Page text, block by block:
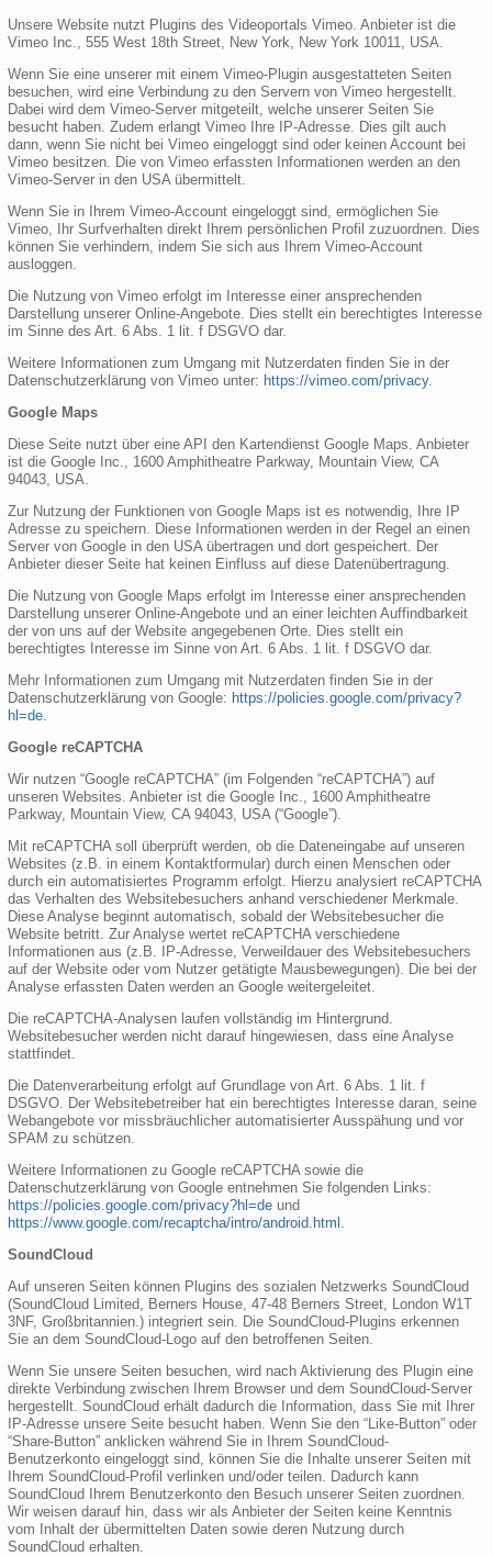
Unsere Website nutzt Plugins des Videoportals Vimeo. Anbieter ist die
Vimeo Inc., 555 West 18th Street, New York, New York 10011, USA.
Wenn Sie eine unserer mit einem Vimeo-Plugin ausgestatteten Seiten
besuchen, wird eine Verbindung zu den Servern von Vimeo hergestellt.
Dabei wird dem Vimeo-Server mitgeteilt, welche unserer Seiten Sie
besucht haben. Zudem erlangt Vimeo Ihre IP-Adresse. Dies gilt auch
dann, wenn Sie nicht bei Vimeo eingeloggt sind oder keinen Account bei
Vimeo besitzen. Die von Vimeo erfassten Informationen werden an den
Vimeo-Server in den USA übermittelt.
Wenn Sie in Ihrem Vimeo-Account eingeloggt sind, ermöglichen Sie
Vimeo, Ihr Surfverhalten direkt Ihrem persönlichen Profil zuzuordnen. Dies
können Sie verhindern, indem Sie sich aus Ihrem Vimeo-Account
ausloggen.
Die Nutzung von Vimeo erfolgt im Interesse einer ansprechenden
Darstellung unserer Online-Angebote. Dies stellt ein berechtigtes Interesse
im Sinne des Art. 6 Abs. 1 lit. f DSGVO dar.
Weitere Informationen zum Umgang mit Nutzerdaten finden Sie in der
Datenschutzerklärung von Vimeo unter: https://vimeo.com/privacy.
Google Maps
Diese Seite nutzt über eine API den Kartendienst Google Maps. Anbieter
ist die Google Inc., 1600 Amphitheatre Parkway, Mountain View, CA
94043, USA.
Zur Nutzung der Funktionen von Google Maps ist es notwendig, Ihre IP
Adresse zu speichern. Diese Informationen werden in der Regel an einen
Server von Google in den USA übertragen und dort gespeichert. Der
Anbieter dieser Seite hat keinen Einfluss auf diese Datenübertragung.
Die Nutzung von Google Maps erfolgt im Interesse einer ansprechenden
Darstellung unserer Online-Angebote und an einer leichten Auffindbarkeit
der von uns auf der Website angegebenen Orte. Dies stellt ein
berechtigtes Interesse im Sinne von Art. 6 Abs. 1 lit. f DSGVO dar.
Mehr Informationen zum Umgang mit Nutzerdaten finden Sie in der
Datenschutzerklärung von Google: https://policies.google.com/privacy?
hl=de
Google reCAPTCHA
Wir nutzen “Google reCAPTCHA” (im Folgenden “reCAPTCHA”) auf
unseren Websites. Anbieter ist die Google Inc., 1600 Amphitheatre
Parkway, Mountain View, CA 94043, USA (“Google”).
Mit reCAPTCHA soll überprüft werden, ob die Dateneingabe auf unseren
Websites (z.B. in einem Kontaktformular) durch einen Menschen oder
durch ein automatisiertes Programm erfolgt. Hierzu analysiert reCAPTCHA
das Verhalten des Websitebesuchers anhand verschiedener Merkmale.
Diese Analyse beginnt automatisch, sobald der Websitebesucher die
Website betritt. Zur Analyse wertet reCAPTCHA verschiedene
Informationen aus (z.B. IP-Adresse, Verweildauer des Websitebesuchers
auf der Website oder vom Nutzer getätigte Mausbewegungen). Die bei der
Analyse erfassten Daten werden an Google weitergeleitet.
Die reCAPTCHA-Analysen laufen vollständig im Hintergrund.
Websitebesucher werden nicht darauf hingewiesen, dass eine Analyse
stattfindet.
Die Datenverarbeitung erfolgt auf Grundlage von Art. 6 Abs. 1 lit. f
DSGVO. Der Websitebetreiber hat ein berechtigtes Interesse daran, seine
Webangebote vor missbräuchlicher automatisierter Ausspähung und vor
SPAM zu schützen.
Weitere Informationen zu Google reCAPTCHA sowie die
Datenschutzerklärung von Google entnehmen Sie folgenden Links:
https://policies.google.com/privacy?hl=de und
https://www.google.com/recaptcha/intro/android.html
SoundCloud
Auf unseren Seiten können Plugins des sozialen Netzwerks SoundCloud
(SoundCloud Limited, Berners House, 47-48 Berners Street, London W1T
3NF, Großbritannien.) integriert sein. Die SoundCloud-Plugins erkennen
Sie an dem SoundCloud-Logo auf den betroffenen Seiten.
Wenn Sie unsere Seiten besuchen, wird nach Aktivierung des Plugin eine
direkte Verbindung zwischen Ihrem Browser und dem SoundCloud-Server
hergestellt. SoundCloud erhält dadurch die Information, dass Sie mit Ihrer
IP-Adresse unsere Seite besucht haben. Wenn Sie den “Like-Button” oder
“Share-Button” anklicken während Sie in Ihrem SoundCloud-
Benutzerkonto eingeloggt sind, können Sie die Inhalte unserer Seiten mit
Ihrem SoundCloud-Profil verlinken und/oder teilen. Dadurch kann
SoundCloud Ihrem Benutzerkonto den Besuch unserer Seiten zuordnen.
Wir weisen darauf hin, dass wir als Anbieter der Seiten keine Kenntnis
vom Inhalt der übermittelten Daten sowie deren Nutzung durch
SoundCloud erhalten.